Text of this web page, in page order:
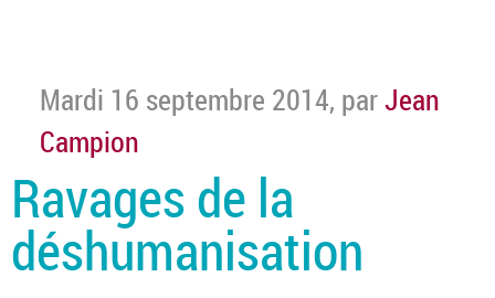
Mardi 16 septembre 2014, parJean
Campion
Ravages de la
déshumanisation